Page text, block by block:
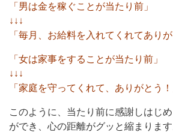
「男は金を稼ぐことが当たり前」
↓↓↓
「毎月、お給料を入れてくれてありが
「女は家事をすることが当たり前」
↓↓↓
「家庭を守ってくれて、ありがとう！
このように、当たり前に感謝しはじ
ができ、心の距離がグッと縮まります